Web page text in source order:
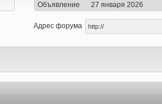
Объявление
27 января 2026
Адрес форума